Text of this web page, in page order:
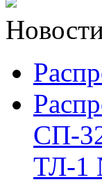
СП-
ТЛ-1